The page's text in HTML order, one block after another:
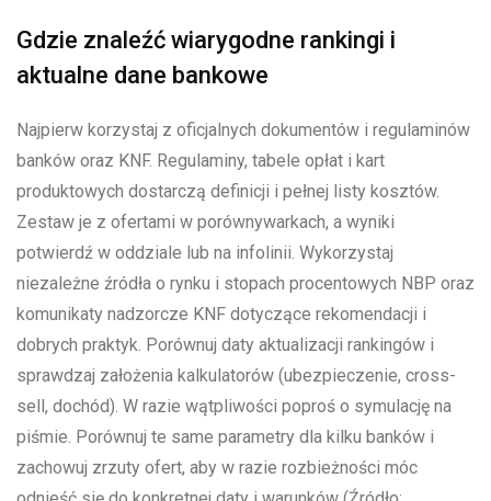
Gdzie znaleźć wiarygodne rankingi i
aktualne dane bankowe
Najpierw korzystaj z oficjalnych dokumentów i regulaminów
banków oraz KNF. Regulaminy, tabele opłat i kart
produktowych dostarczą definicji i pełnej listy kosztów.
Zestaw je z ofertami w porównywarkach, a wyniki
potwierdź w oddziale lub na infolinii. Wykorzystaj
niezależne źródła o rynku i stopach procentowych NBP oraz
komunikaty nadzorcze KNF dotyczące rekomendacji i
dobrych praktyk. Porównuj daty aktualizacji rankingów i
sprawdzaj założenia kalkulatorów (ubezpieczenie, cross-
sell, dochód). W razie wątpliwości poproś o symulację na
piśmie. Porównuj te same parametry dla kilku banków i
zachowuj zrzuty ofert, aby w razie rozbieżności móc